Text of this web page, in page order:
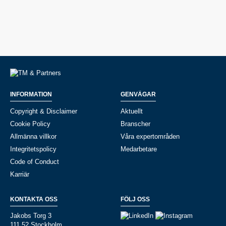
INFORMATION
Copyright & Disclaimer
Cookie Policy
Allmänna villkor
Integritetspolicy
Code of Conduct
Karriär
GENVÄGAR
Aktuellt
Branscher
Våra expertområden
Medarbetare
KONTAKTA OSS
Jakobs Torg 3
FÖLJ OSS